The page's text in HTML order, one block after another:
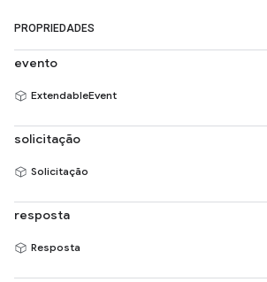
PROPRIEDADES
evento
ExtendableEvent
solicitação
Solicitação
resposta
Resposta